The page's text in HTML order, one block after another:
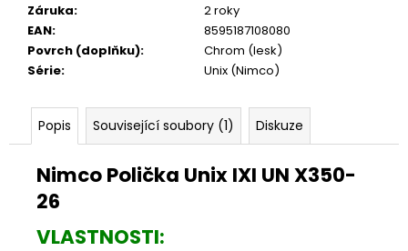
Záruka:
2 roky
EAN:
8595187108080
Povrch (doplňku):
Chrom (lesk)
Série: Unix (Nimco)
Popis Související soubory (1) Diskuze
Nimco Polička Unix IXI UN X350-
26
VLASTNOSTI: